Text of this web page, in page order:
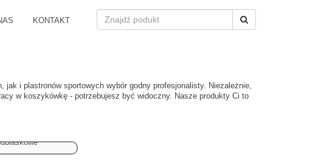
KONTAKT
i plastronów sportowych wybór godny profesjonalisty. Niezależnie,
w koszykówkę - potrzebujesz być widoczny. Nasze produkty Ci to